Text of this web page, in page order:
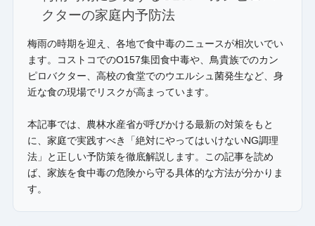
クターの家庭内予防法
梅雨の時期を迎え、各地で食中毒のニュースが相次いでい
ます。コストコでのO157集団食中毒や、鳥貴族でのカン
ピロバクター、高校の食堂でのウエルシュ菌発生など、身
近な食の現場でリスクが高まっています。
本記事では、農林水産省が呼びかける最新の対策をもと
に、家庭で実践すべき「絶対にやってはいけないNG調理
法」と正しい予防策を徹底解説します。この記事を読め
ば、家族を食中毒の危険から守る具体的な方法が分かりま
す。